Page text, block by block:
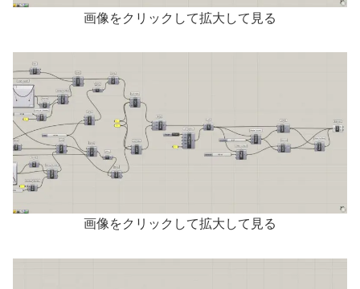
画像をクリックして拡大して見る
画像をクリックして拡大して見る